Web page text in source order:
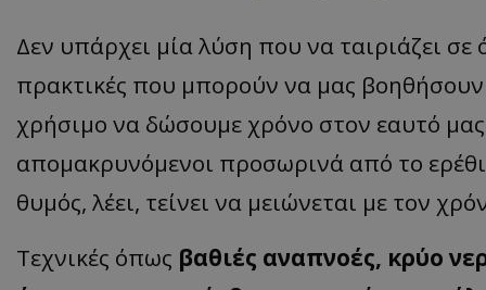
Δεν υπάρχει μία λύση που να ταιριάζει
πρακτικές που μπορούν να μας
χρήσιμο να δώσουμε χρόνο στον εαυτό
απομακρυνόμενοι προσωρινά από το
θυμός, λέει, τείνει να μειώνεται με τον
Τεχνικές όπως βαθιές αναπνοές, κρύο
msToken